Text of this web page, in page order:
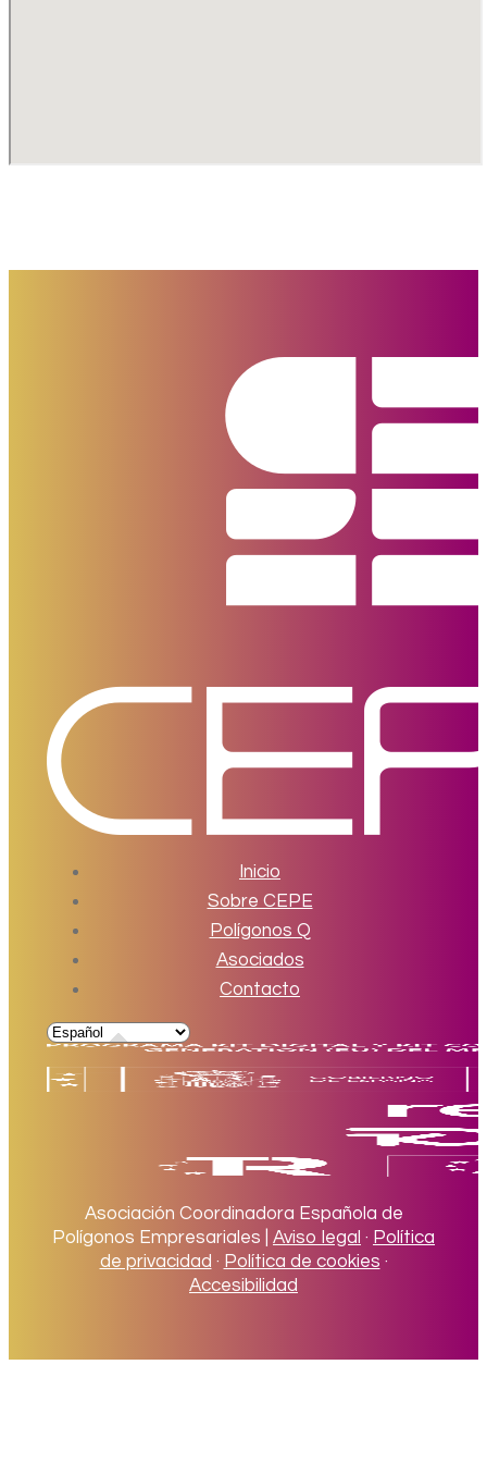
Inicio
Sobre CEPE
Polígonos Q
Asociados
Contacto
Asociación Coordinadora Española de
Polígonos Empresariales | Aviso legal · Política
de privacidad · Política de cookies ·
Accesibilidad